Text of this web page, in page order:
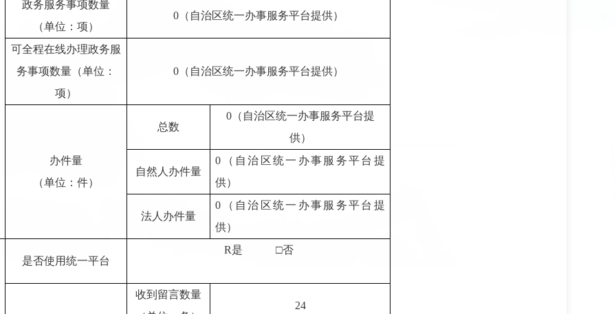
政务服务事项数量
（单位：项）
0（自治区统一办事服务平台提供）
可全程在线办理政务服
务事项数量（单位：
项）
0（自治区统一办事服务平台提供）
办件量
（单位：件）
总数
0（自治区统一办事服务平台提
供）
自然人办件量
0（自治区统一办事服务平台提
供）
法人办件量
0（自治区统一办事服务平台提
供）
是否使用统一平台
R是 □否
收到留言数量
24